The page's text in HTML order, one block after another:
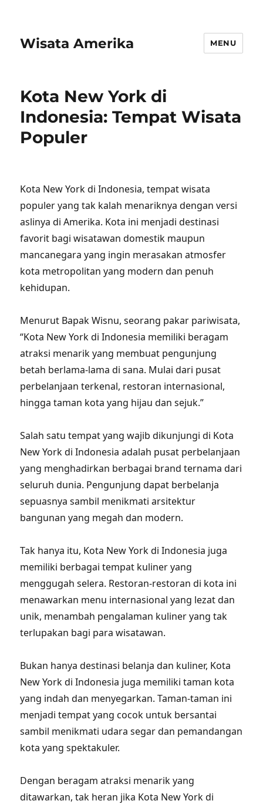
Wisata Amerika MENU
Kota New York di
Indonesia: Tempat Wisata
Populer
Kota New York di Indonesia, tempat wisata
populer yang tak kalah menariknya dengan versi
aslinya di Amerika. Kota ini menjadi destinasi
favorit bagi wisatawan domestik maupun
mancanegara yang ingin merasakan atmosfer
kota metropolitan yang modern dan penuh
kehidupan.
Menurut Bapak Wisnu, seorang pakar pariwisata,
“Kota New York di Indonesia memiliki beragam
atraksi menarik yang membuat pengunjung
betah berlama-lama di sana. Mulai dari pusat
perbelanjaan terkenal, restoran internasional,
hingga taman kota yang hijau dan sejuk.”
Salah satu tempat yang wajib dikunjungi di Kota
New York di Indonesia adalah pusat perbelanjaan
yang menghadirkan berbagai brand ternama dari
seluruh dunia. Pengunjung dapat berbelanja
sepuasnya sambil menikmati arsitektur
bangunan yang megah dan modern.
Tak hanya itu, Kota New York di Indonesia juga
memiliki berbagai tempat kuliner yang
menggugah selera. Restoran-restoran di kota ini
menawarkan menu internasional yang lezat dan
unik, menambah pengalaman kuliner yang tak
terlupakan bagi para wisatawan.
Bukan hanya destinasi belanja dan kuliner, Kota
New York di Indonesia juga memiliki taman kota
yang indah dan menyegarkan. Taman-taman ini
menjadi tempat yang cocok untuk bersantai
sambil menikmati udara segar dan pemandangan
kota yang spektakuler.
Dengan beragam atraksi menarik yang
ditawarkan, tak heran jika Kota New York di